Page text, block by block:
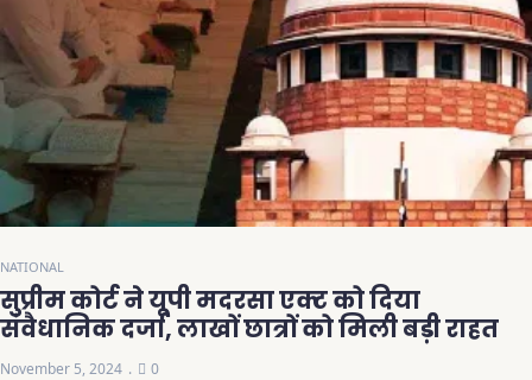
NATIONAL
सुप्रीम कोर्ट ने यूपी मदरसा एक्ट को दिया
संवैधानिक दर्जा, लाखों छात्रों को मिली बड़ी राहत
November 5, 2024 0